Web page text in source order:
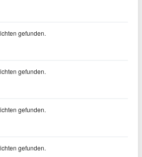
gefunden.
gefunden.
gefunden.
gefunden.